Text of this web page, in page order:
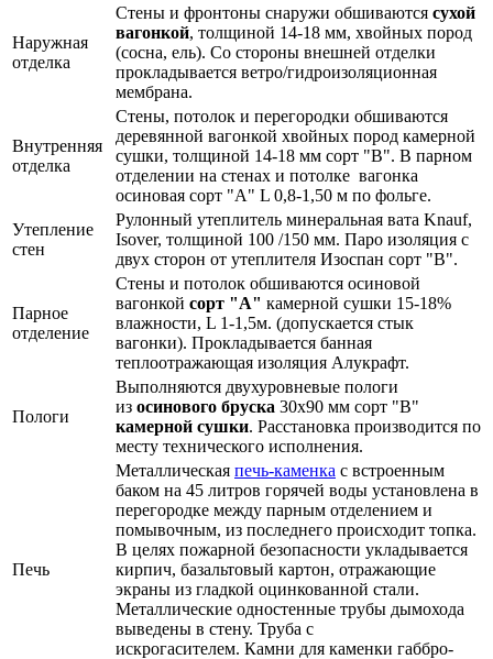
Наружная
отделка
Стены и фронтоны снаружи обшиваются сухой
вагонкой, толщиной 14-18 мм, хвойных пород
(сосна, ель). Со стороны внешней отделки
прокладывается ветро/гидроизоляционная
мембрана.
Внутренняя
отделка
Стены, потолок и перегородки обшиваются
деревянной вагонкой хвойных пород камерной
сушки, толщиной 14-18 мм сорт "В". В парном
отделении на стенах и потолке вагонка
осиновая сорт "А" L 0,8-1,50 м по фольге.
Утепление
стен
Рулонный утеплитель минеральная вата Knauf,
Isover, толщиной 100 /150 мм. Паро изоляция с
двух сторон от утеплителя Изоспан сорт "В".
Парное
отделение
Стены и потолок обшиваются осиновой
вагонкой сорт "А" камерной сушки 15-18%
влажности, L 1-1,5м. (допускается стык
вагонки). Прокладывается банная
теплоотражающая изоляция Алукрафт.
Пологи
Выполняются двухуровневые пологи
из осинового бруска 30х90 мм сорт "В"
камерной сушки. Расстановка производится по
месту технического исполнения.
Печь
Металлическая печь-каменка с встроенным
баком на 45 литров горячей воды установлена в
перегородке между парным отделением и
помывочным, из последнего происходит топка.
В целях пожарной безопасности укладывается
кирпич, базальтовый картон, отражающие
экраны из гладкой оцинкованной стали.
Металлические одностенные трубы дымохода
выведены в стену. Труба с
искрогасителем. Камни для каменки габбро-